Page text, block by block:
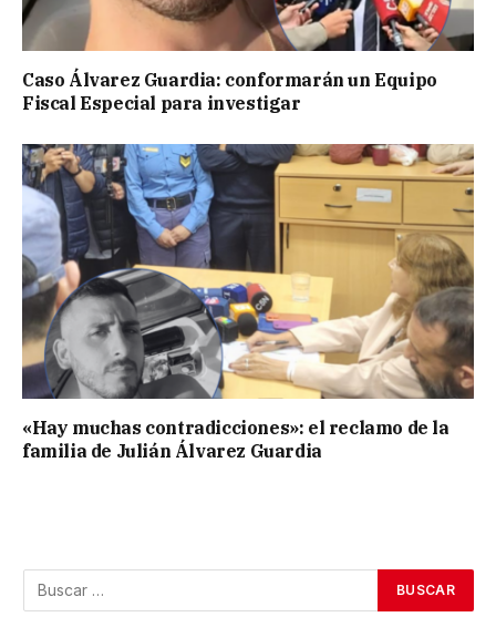
Caso Álvarez Guardia: conformarán un Equipo
Fiscal Especial para investigar
«Hay muchas contradicciones»: el reclamo de la
familia de Julián Álvarez Guardia